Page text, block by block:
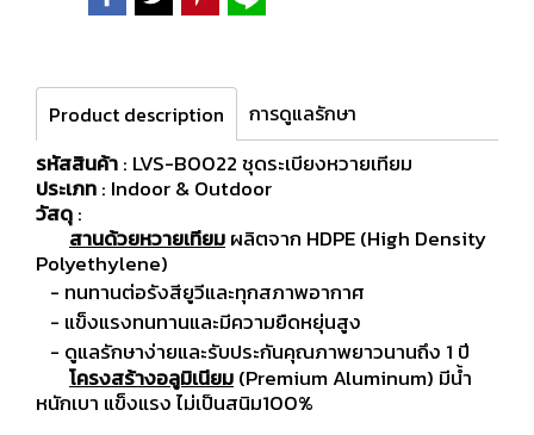
Product description การดูแลรักษา
รหัสสินค้า: LVS-B0022 ชุดระเบียงหวายเทียม
ประเภท: Indoor & Outdoor
วัสดุ:
สานด้วยหวายเทียมผลิตจาก HDPE (High Density
Polyethylene)
- ทนทานต่อรังสียูวีและทุกสภาพอากาศ
- แข็งแรงทนทานและมีความยืดหยุ่นสูง
- ดูแลรักษาง่ายและรับประกันคุณภาพยาวนานถึง 1 ปี
โครงสร้างอลูมิเนียม(Premium Aluminum) มีน้ำ
หนักเบา แข็งแรง ไม่เป็นสนิม100%